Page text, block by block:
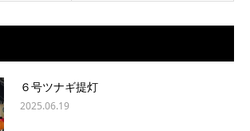
６号ツナギ提灯
2025.06.19